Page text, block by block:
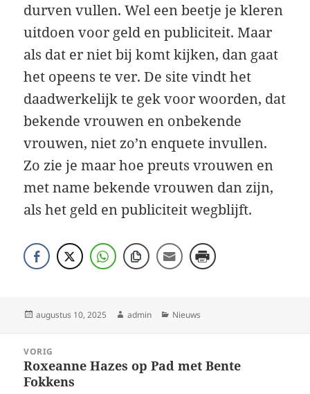
durven vullen. Wel een beetje je kleren
uitdoen voor geld en publiciteit. Maar
als dat er niet bij komt kijken, dan gaat
het opeens te ver. De site vindt het
daadwerkelijk te gek voor woorden, dat
bekende vrouwen en onbekende
vrouwen, niet zo’n enquete invullen.
Zo zie je maar hoe preuts vrouwen en
met name bekende vrouwen dan zijn,
als het geld en publiciteit wegblijft.
Geplaatst
augustus 10, 2025 Auteur
admin Categorieën
Nieuws
navigatie
VORIG
Vorig
bericht:
Roxeanne Hazes op Pad met Bente
Fokkens